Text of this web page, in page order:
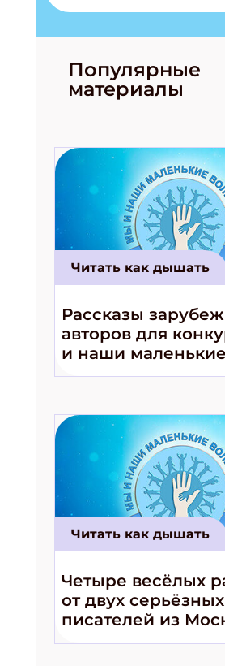
Популярные
материалы
Читать как дышать
Рассказы
авторов для
и наши маленькие
волшебники!»
Читать как дышать
Четыре весёлых
от двух серьёзных
писателей из
Подпишись на
подарок!
Укажите имя